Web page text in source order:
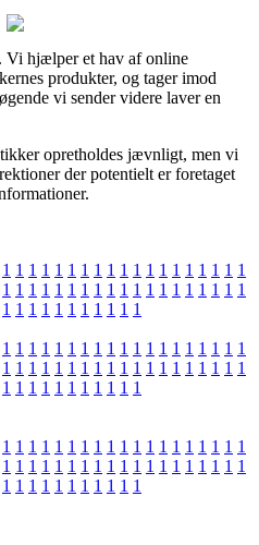
Vi hjælper et hav af online
produkter, og tager imod
vi sender videre laver en
opretholdes jævnligt, men vi
der potentielt er foretaget
1 1 1 1 1 1 1 1 1 1 1 1 1 1 1 1 1 1 1
1 1 1 1 1 1 1 1 1 1 1 1 1 1 1 1 1 1 1
1 1 1 1 1 1 1 1 1 1 1
1 1 1 1 1 1 1 1 1 1 1 1 1 1 1 1 1 1 1
1 1 1 1 1 1 1 1 1 1 1 1 1 1 1 1 1 1 1
1 1 1 1 1 1 1 1 1 1 1
1 1 1 1 1 1 1 1 1 1 1 1 1 1 1 1 1 1 1
1 1 1 1 1 1 1 1 1 1 1 1 1 1 1 1 1 1 1
1 1 1 1 1 1 1 1 1 1 1